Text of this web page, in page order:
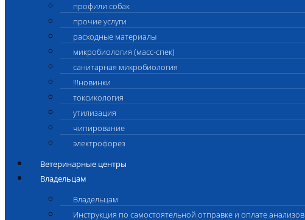
профили собак
прочие услуги
расходные материалы
микробиология (масс-спек)
санитарная микробиология
!!!новинки
токсикология
утилизация
чипирование
электрофорез
Ветеринарные центры
Владельцам
Владельцам
Инструкция по самостоятельной отправке и оплате анализов